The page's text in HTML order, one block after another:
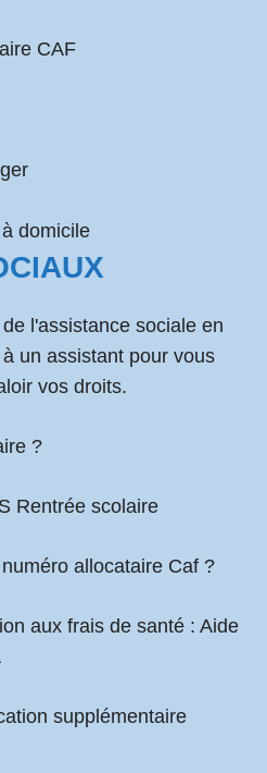
CAF
domicile
l'assistance sociale en
un assistant pour vous
vos droits.
?
Rentrée scolaire
allocataire Caf ?
aux frais de santé : Aide
supplémentaire